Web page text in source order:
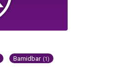
Bamidbar (1)